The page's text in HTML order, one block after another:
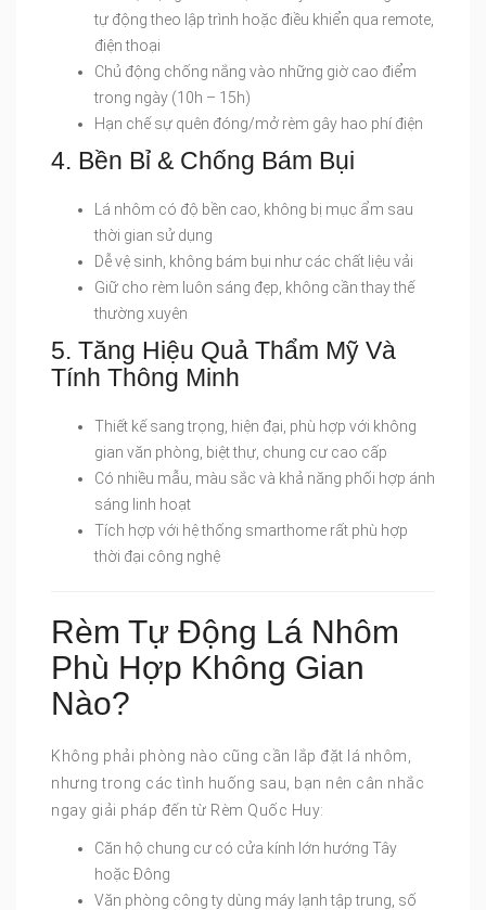
tự động theo lập trình hoặc điều khiển qua remote,
điện thoại
Chủ động chống nắng vào những giờ cao điểm
trong ngày (10h – 15h)
Hạn chế sự quên đóng/mở rèm gây hao phí điện
4. Bền Bỉ & Chống Bám Bụi
Lá nhôm có độ bền cao, không bị mục ẩm sau
thời gian sử dụng
Dễ vệ sinh, không bám bụi như các chất liệu vải
Giữ cho rèm luôn sáng đẹp, không cần thay thế
thường xuyên
5. Tăng Hiệu Quả Thẩm Mỹ Và
Tính Thông Minh
Thiết kế sang trọng, hiện đại, phù hợp với không
gian văn phòng, biệt thự, chung cư cao cấp
Có nhiều mẫu, màu sắc và khả năng phối hợp ánh
sáng linh hoạt
Tích hợp với hệ thống smarthome rất phù hợp
thời đại công nghệ
Rèm Tự Động Lá Nhôm
Phù Hợp Không Gian
Nào?
Không phải phòng nào cũng cần lắp đặt lá nhôm,
nhưng trong các tình huống sau, bạn nên cân nhắc
ngay giải pháp đến từ Rèm Quốc Huy:
Căn hộ chung cư có cửa kính lớn hướng Tây
hoặc Đông
Văn phòng công ty dùng máy lạnh tập trung, số